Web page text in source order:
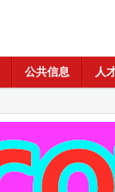
公共信息 人